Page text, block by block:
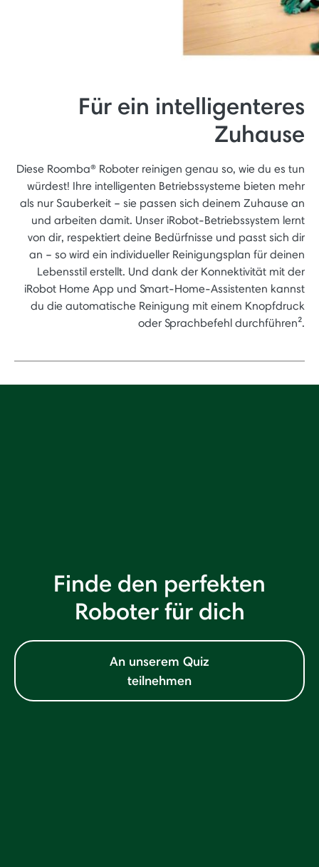
Für ein intelligenteres
Zuhause
Diese Roomba® Roboter reinigen genau so, wie du es tun
würdest! Ihre intelligenten Betriebssysteme bieten mehr
als nur Sauberkeit – sie passen sich deinem Zuhause an
und arbeiten damit. Unser iRobot-Betriebssystem lernt
von dir, respektiert deine Bedürfnisse und passt sich dir
an – so wird ein individueller Reinigungsplan für deinen
Lebensstil erstellt. Und dank der Konnektivität mit der
iRobot Home App und Smart-Home-Assistenten kannst
du die automatische Reinigung mit einem Knopfdruck
oder Sprachbefehl durchführen².
Finde den perfekten
Roboter für dich
An unserem Quiz
teilnehmen